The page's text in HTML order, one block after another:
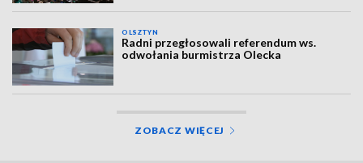
OLSZTYN
Radni przegłosowali referendum ws.
odwołania burmistrza Olecka
ZOBACZ WIĘCEJ